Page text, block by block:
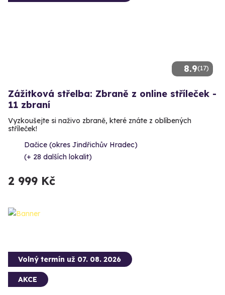
8.9(17)
Zážitková střelba: Zbraně z online stříleček -
11 zbraní
Vyzkoušejte si naživo zbraně, které znáte z oblíbených
stříleček!
Dačice (okres Jindřichův Hradec)
(+ 28 dalších lokalit)
2 999 Kč
Volný termín už 07. 08. 2026
AKCE